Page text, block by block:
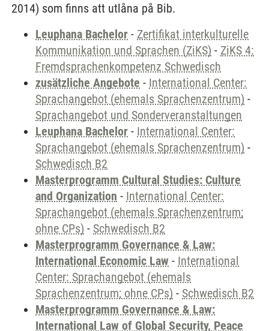
2014) som finns att utlåna på Bib.
Leuphana Bachelor - Zertifikat interkulturelle
Kommunikation und Sprachen (ZiKS) - ZiKS 4:
Fremdsprachenkompetenz Schwedisch
zusätzliche Angebote - International Center:
Sprachangebot (ehemals Sprachenzentrum) -
Sprachangebot und Sonderveranstaltungen
Leuphana Bachelor - International Center:
Sprachangebot (ehemals Sprachenzentrum) -
Schwedisch B2
Masterprogramm Cultural Studies: Culture
and Organization - International Center:
Sprachangebot (ehemals Sprachenzentrum;
ohne CPs) - Schwedisch B2
Masterprogramm Governance & Law:
International Economic Law - International
Center: Sprachangebot (ehemals
Sprachenzentrum; ohne CPs) - Schwedisch B2
Masterprogramm Governance & Law:
International Law of Global Security, Peace